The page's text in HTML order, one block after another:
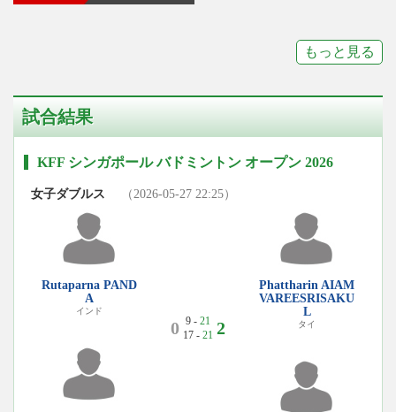
もっと見る
試合結果
KFF シンガポール バドミントン オープン 2026
女子ダブルス （2026-05-27 22:25）
Rutaparna PAND
A
インド
0 9 - 21
17 - 21 2
Phattharin AIAM
VAREESRISAKU
L
タイ